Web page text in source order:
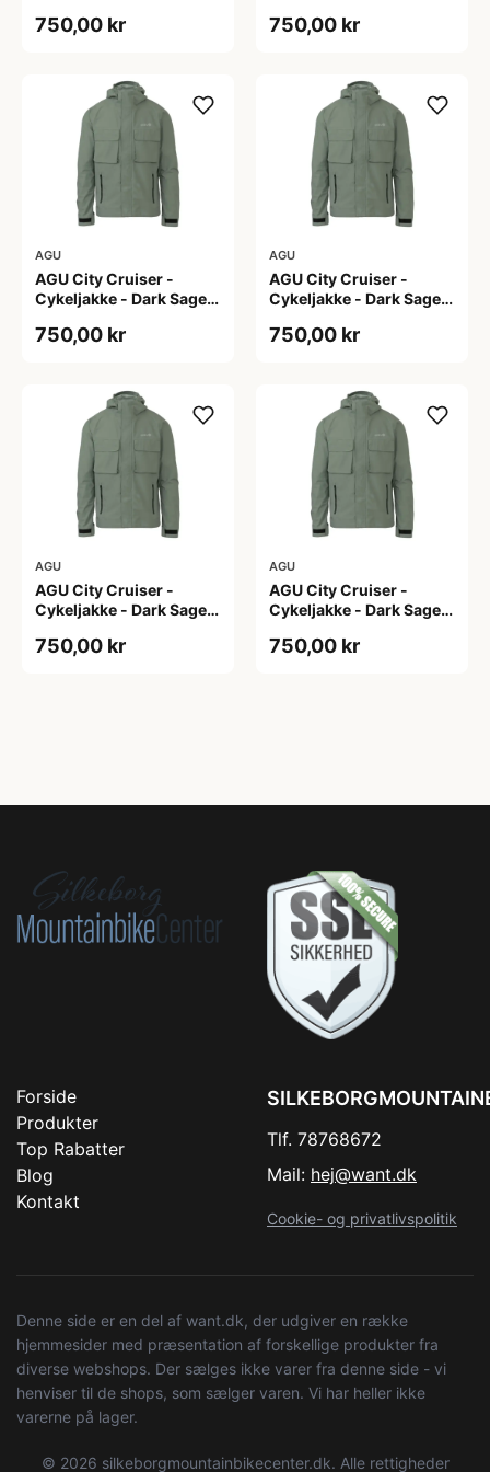
750,00 kr 750,00 kr
AGU
AGU City Cruiser -
Cykeljakke - Dark Sage -
750,00 kr
AGU
AGU City Cruiser -
Cykeljakke - Dark Sage -
750,00 kr
AGU
AGU City Cruiser -
Cykeljakke - Dark Sage -
750,00 kr
AGU
AGU City Cruiser -
Cykeljakke - Dark Sage -
750,00 kr
Forside
Produkter
Top Rabatter
Blog
Kontakt
Tlf. 78768672
Mail: hej@want.dk
Cookie- og privatlivspolitik
Denne side er en del af want.dk, der udgiver en række
hjemmesider med præsentation af forskellige produkter fra
diverse webshops. Der sælges ikke varer fra denne side - vi
henviser til de shops, som sælger varen. Vi har heller ikke
varerne på lager.
© 2026 silkeborgmountainbikecenter.dk. Alle rettigheder